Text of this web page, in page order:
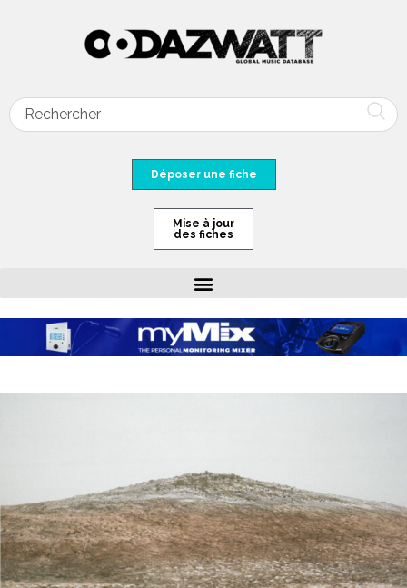
Déposer une fiche
Mise à jour
des fiches